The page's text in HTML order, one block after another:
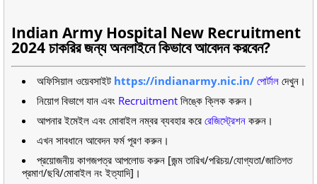
Indian Army Hospital New Recruitment
2024 চাকরির জন্য অনলাইনে কিভাবে আবেদন করবেন?
অফিসিয়াল ওয়েবসাইট https://indianarmy.nic.in/ পোর্টাল দেখুন।
নিয়োগ বিভাগে যান এবং Recruitment লিঙ্কে ক্লিক করুন।
আপনার ইমেইল এবং মোবাইল নম্বর ব্যবহার করে রেজিস্ট্রেশন করুন।
এখন সাবধানে আবেদন ফর্ম পূরণ করুন।
প্রয়োজনীয় কাগজপত্র আপলোড করুন [জন্ম তারিখ/পরিচয়/যোগ্যতা/জাতিগত
প্রমাণ/ছবি/মোবাইল নং ইত্যাদি]।